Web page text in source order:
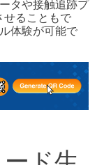
タや接触追跡プ
せることもで
体験が可能で